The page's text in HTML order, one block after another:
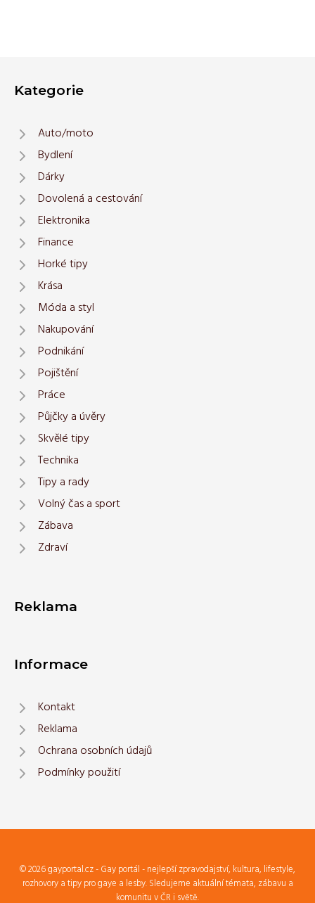
Kategorie
Auto/moto
Bydlení
Dárky
Dovolená a cestování
Elektronika
Finance
Horké tipy
Krása
Móda a styl
Nakupování
Podnikání
Pojištění
Práce
Půjčky a úvěry
Skvělé tipy
Technika
Tipy a rady
Volný čas a sport
Zábava
Zdraví
Reklama
Informace
Kontakt
Reklama
Ochrana osobních údajů
Podmínky použití
© 2026 gayportal.cz - Gay portál - nejlepší zpravodajství, kultura, lifestyle,
rozhovory a tipy pro gaye a lesby. Sledujeme aktuální témata, zábavu a
komunitu v ČR i světě.